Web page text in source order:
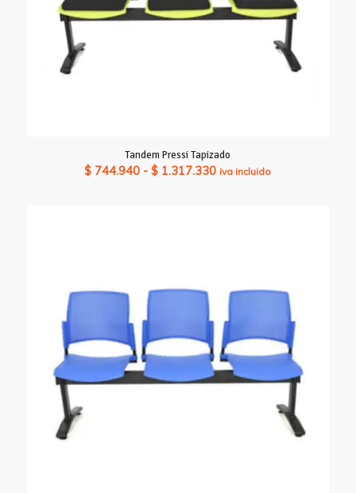
Tandem Pressi Tapizado
$ 744.940 - $ 1.317.330Rango
iva incluido